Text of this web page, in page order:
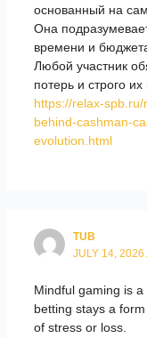
основанный на
Она
времени и
Любой участник
потерь и строго
https://relax-
behind-cashman-
evolution.html
TUB
JULY 14, 2026
Mindful gaming is
betting stays a
of stress or loss.